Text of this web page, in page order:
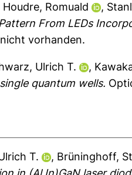
Houdre, Romuald ,
From LEDs
vorhanden.
Ulrich T. ,
quantum wells.
T. , Brüninghoff,